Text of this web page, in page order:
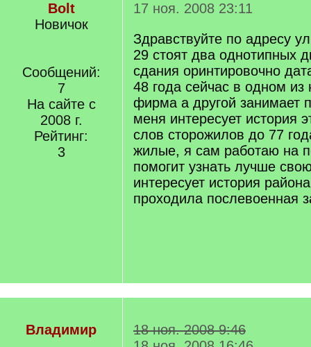
Bolt
Новичок
Сообщений:
7
На сайте с
2008 г.
Рейтинг:
3
17 ноя. 2008 23:11
Здравствуйте по адресу
29 стоят два однотипных
сдания оринтировочно
48 года сейчас в одном из
фирма а другой занимает
меня интересует история
слов сторожилов до 77
жилые, я сам работаю на
помогит узнать лучше
интересует история
проходила послевоенная
Bлaдимиp
18 ноя. 2008 9:46